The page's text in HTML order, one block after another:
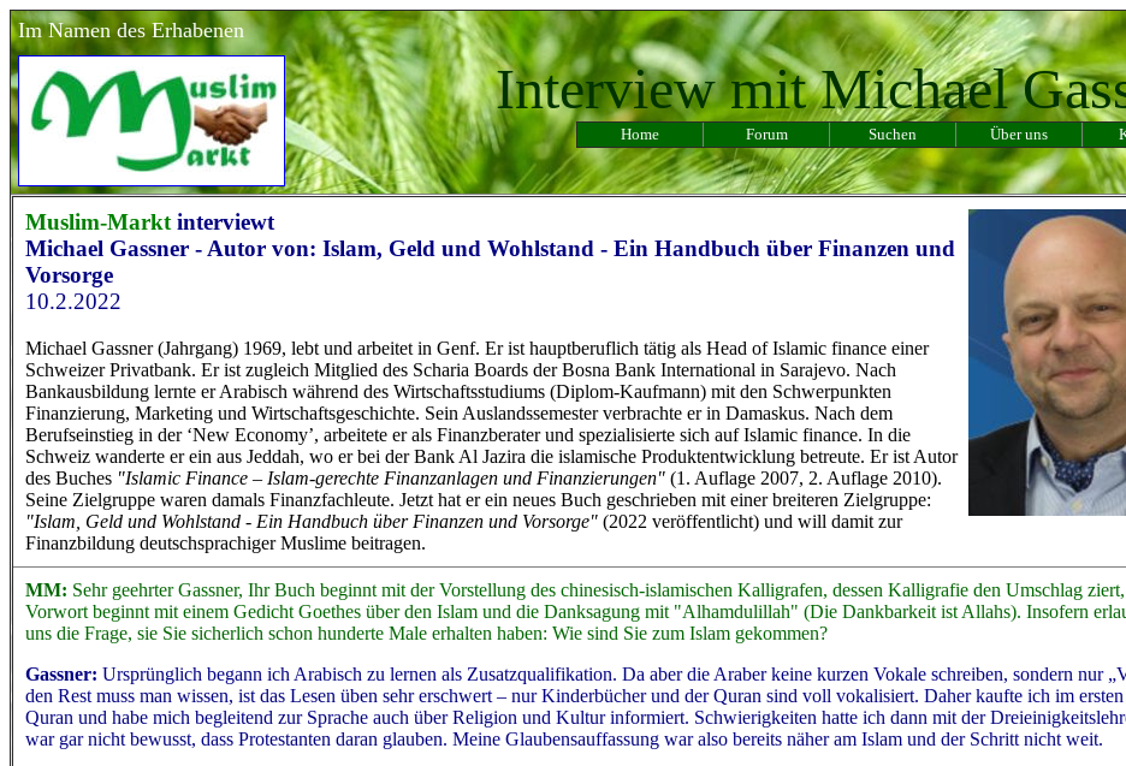
Im Namen des Erhabenen
Interview mit Michael
Home Forum Suchen Über uns
Muslim-Markt interviewt
Michael Gassner - Autor von: Islam, Geld und Wohlstand - Ein Handbuch über Finanzen und
Vorsorge
10.2.2022
Michael Gassner (Jahrgang) 1969, lebt und arbeitet in Genf. Er ist hauptberuflich tätig als Head of Islamic finance einer
Schweizer Privatbank. Er ist zugleich Mitglied des Scharia Boards der Bosna Bank International in Sarajevo. Nach
Bankausbildung lernte er Arabisch während des Wirtschaftsstudiums (Diplom-Kaufmann) mit den Schwerpunkten
Finanzierung, Marketing und Wirtschaftsgeschichte. Sein Auslandssemester verbrachte er in Damaskus. Nach dem
Berufseinstieg in der ‘New Economy’, arbeitete er als Finanzberater und spezialisierte sich auf Islamic finance. In die
Schweiz wanderte er ein aus Jeddah, wo er bei der Bank Al Jazira die islamische Produktentwicklung betreute. Er ist Autor
des Buches "Islamic Finance – Islam-gerechte Finanzanlagen und Finanzierungen" (1. Auflage 2007, 2. Auflage 2010).
Seine Zielgruppe waren damals Finanzfachleute. Jetzt hat er ein neues Buch geschrieben mit einer breiteren Zielgruppe:
"Islam, Geld und Wohlstand - Ein Handbuch über Finanzen und Vorsorge" (2022 veröffentlicht) und will damit zur
Finanzbildung deutschsprachiger Muslime beitragen.
MM: Sehr geehrter Gassner, Ihr Buch beginnt mit der Vorstellung des chinesisch-islamischen Kalligrafen, dessen Kalligrafie den Umschlag
Vorwort beginnt mit einem Gedicht Goethes über den Islam und die Danksagung mit "Alhamdulillah" (Die Dankbarkeit ist Allahs). Insofern
uns die Frage, sie Sie sicherlich schon hunderte Male erhalten haben: Wie sind Sie zum Islam gekommen?
Gassner: Ursprünglich begann ich Arabisch zu lernen als Zusatzqualifikation. Da aber die Araber keine kurzen Vokale schreiben, sondern nur
den Rest muss man wissen, ist das Lesen üben sehr erschwert – nur Kinderbücher und der Quran sind voll vokalisiert. Daher kaufte ich im
Quran und habe mich begleitend zur Sprache auch über Religion und Kultur informiert. Schwierigkeiten hatte ich dann mit der
war gar nicht bewusst, dass Protestanten daran glauben. Meine Glaubensauffassung war also bereits näher am Islam und der Schritt nicht weit.